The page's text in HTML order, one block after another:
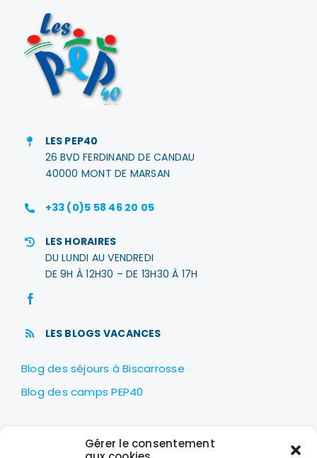
Gérer le consentement
LES PEP40
26 BVD FERDINAND DE CANDAU
40000 MONT DE MARSAN
+33 (0)5 58 46 20 05
LES HORAIRES
DU LUNDI AU VENDREDI
DE 9H À 12H30 – DE 13H30 À 17H
LES BLOGS VACANCES
Blog des séjours à Biscarrosse
Blog des camps PEP40
LES PEP40
Centre nautique Jean Udaquiola